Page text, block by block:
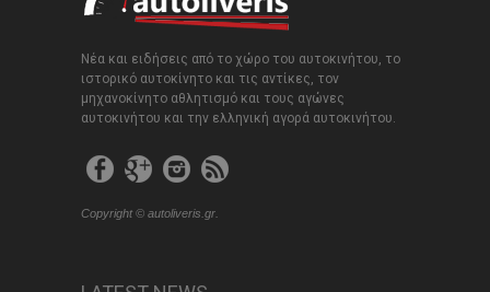
Νέα και ειδήσεις από το χώρο του αυτοκινήτου, το
ιστορικό αυτοκίνητο και τις αντίκες, τον
μηχανοκίνητο αθλητισμό και τους αγώνες
αυτοκινήτου και την ελληνική αγορά αυτοκινήτου.
Copyright © autoliveris.gr.